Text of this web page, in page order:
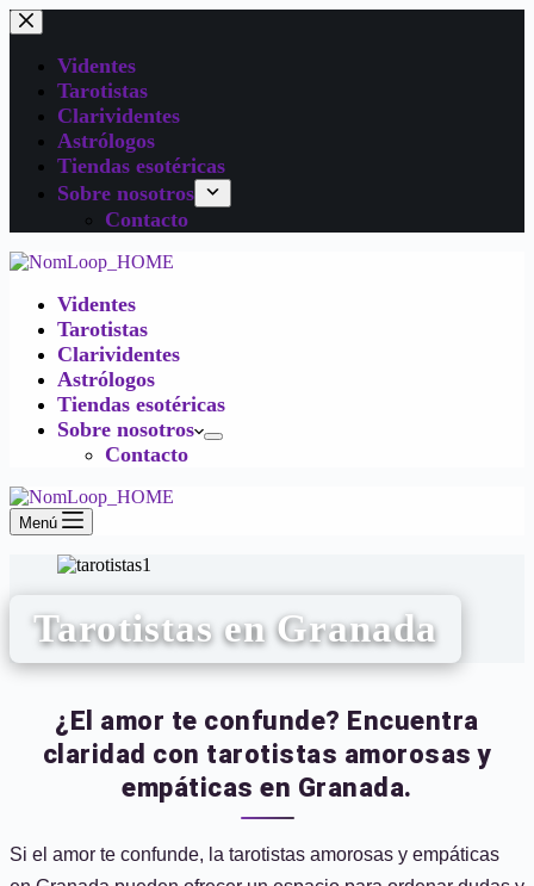
Videntes
Tarotistas
Clarividentes
Astrólogos
Tiendas esotéricas
Sobre nosotros
Contacto
Videntes
Tarotistas
Clarividentes
Astrólogos
Tiendas esotéricas
Sobre nosotros
Contacto
Menú
Tarotistas en Granada
¿El amor te confunde? Encuentra
claridad con tarotistas amorosas y
empáticas en Granada.
Si el amor te confunde, la tarotistas amorosas y empáticas